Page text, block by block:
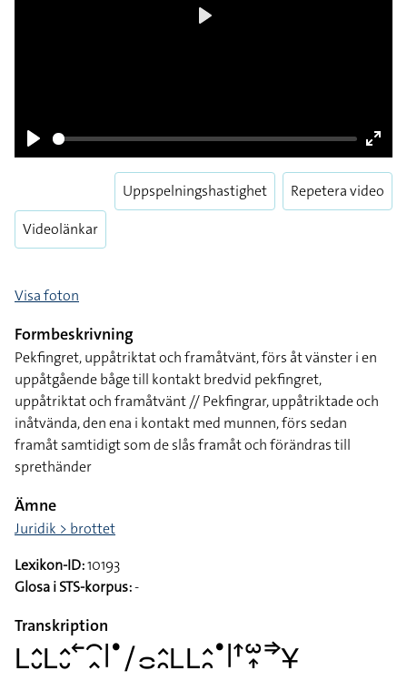
Enter
Videolänkar
Uppspelningshastighet Repetera video
Visa foton
Formbeskrivning
Pekfingret, uppåtriktat och framåtvänt, förs åt vänster i en
uppåtgående båge till kontakt bredvid pekfingret,
uppåtriktat och framåtvänt // Pekfingrar, uppåtriktade och
inåtvända, den ena i kontakt med munnen, förs sedan
framåt samtidigt som de slås framåt och förändras till
sprethänder
Ämne
Juridik > brottet
Lexikon-ID:10193
Glosa i STS-korpus:-
Transkription
􌥈􌤵􌤷􌥈􌤵􌤷􌥢􌥯􌥿􌥼􌤟􌥠􌤌􌤵􌥘􌥈􌥈􌤵􌥘􌤟􌥼􌦃􌥱􌥾􌦆􌥃